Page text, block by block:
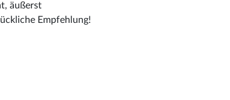
äußerst
Empfehlung!